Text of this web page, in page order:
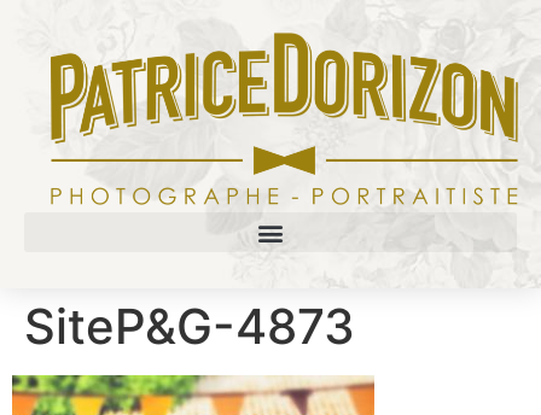
SiteP&G-4873